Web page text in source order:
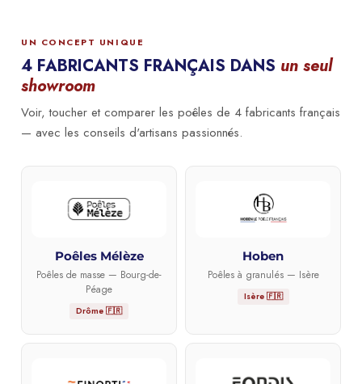
UN CONCEPT UNIQUE
4 FABRICANTS FRANÇAIS DANS un seul
showroom
Voir, toucher et comparer les poêles de 4 fabricants français
— avec les conseils d'artisans passionnés.
Poêles Mélèze
Poêles de masse — Bourg-de-
Péage
Drôme 🇫🇷
Hoben
Poêles à granulés — Isère
Isère 🇫🇷